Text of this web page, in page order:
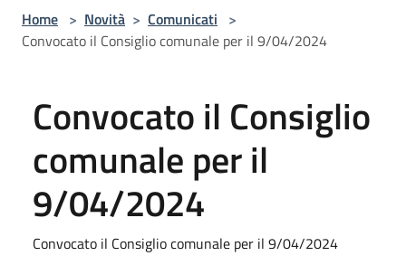
Home > Novità > Comunicati >
Convocato il Consiglio comunale per il 9/04/2024
Convocato il Consiglio
comunale per il
9/04/2024
Convocato il Consiglio comunale per il 9/04/2024